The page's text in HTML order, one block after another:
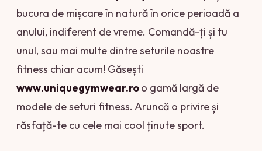
bucura de mișcare în natură în orice perioadă a
anului, indiferent de vreme. Comandă-ți și tu
unul, sau mai multe dintre seturile noastre
fitness chiar acum! Găsești
www.uniquegymwear.roo gamă largă de
modele de seturi fitness. Aruncă o privire și
răsfață-te cu cele mai cool ținute sport.